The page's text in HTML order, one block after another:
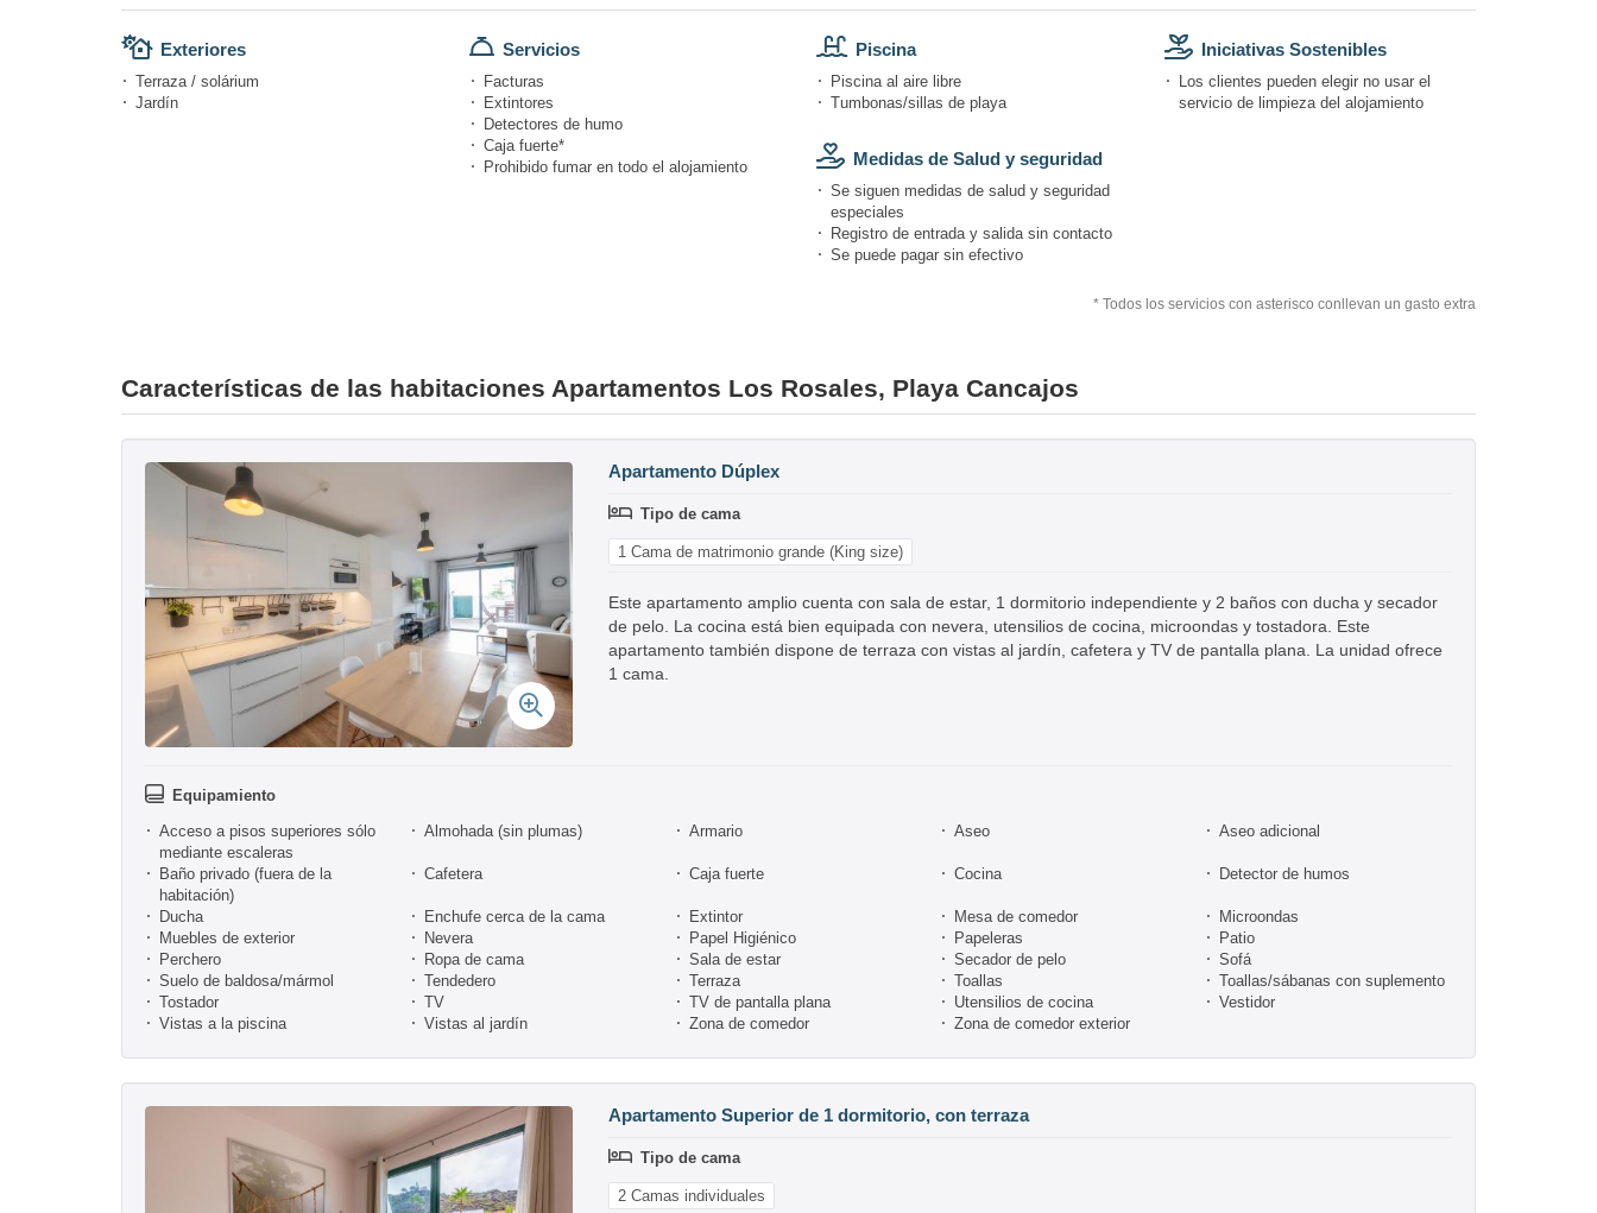
Exteriores
Terraza / solárium
Jardín
Servicios
Facturas
Extintores
Detectores de humo
Caja fuerte*
Prohibido fumar en todo el alojamiento
Piscina
Piscina al aire libre
Tumbonas/sillas de playa
Medidas de Salud y seguridad
Se siguen medidas de salud y seguridad
especiales
Registro de entrada y salida sin contacto
Se puede pagar sin efectivo
Iniciativas Sostenibles
Los clientes pueden elegir no usar el
servicio de limpieza del alojamiento
* Todos los servicios con asterisco conllevan un gasto extra
Características de las habitaciones Apartamentos Los Rosales, Playa Cancajos
Apartamento Dúplex
Tipo de cama
1 Cama de matrimonio grande (King size)
Este apartamento amplio cuenta con sala de estar, 1 dormitorio independiente y 2 baños con ducha y secador
de pelo. La cocina está bien equipada con nevera, utensilios de cocina, microondas y tostadora. Este
apartamento también dispone de terraza con vistas al jardín, cafetera y TV de pantalla plana. La unidad ofrece
1 cama.
Equipamiento
Acceso a pisos superiores sólo
mediante escaleras
Almohada (sin plumas) Armario Aseo Aseo adicional
Baño privado (fuera de la
habitación)
Cafetera Caja fuerte Cocina Detector de humos
Ducha Enchufe cerca de la cama Extintor Mesa de comedor
Microondas
Muebles de exterior
Nevera Papel Higiénico Papeleras
Patio
Perchero
Ropa de cama Sala de estar Secador de pelo
Sofá
Suelo de baldosa/mármol
Tendedero Terraza Toallas
Toallas/sábanas con suplemento
Tostador
TV TV de pantalla plana Utensilios de cocina
Vestidor
Vistas a la piscina
Vistas al jardín Zona de comedor Zona de comedor exterior
Apartamento Superior de 1 dormitorio, con terraza
Tipo de cama
2 Camas individuales